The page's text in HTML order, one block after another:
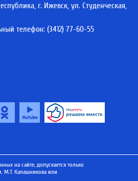
г. Ижевск, ул. Студенческая,
телефон: (3412) 77-60-55
на сайте, допускается только
М.Т. Калашникова или